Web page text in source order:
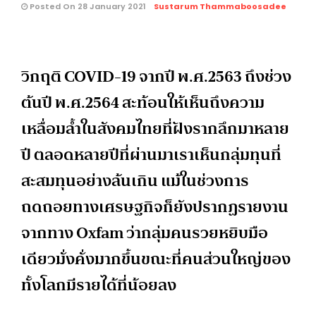
Posted On 28 January 2021 Sustarum Thammaboosadee
วิกฤติ COVID-19 จากปี พ.ศ.2563 ถึงช่วง
ต้นปี พ.ศ.2564 สะท้อนให้เห็นถึงความ
เหลื่อมล้ำในสังคมไทยที่ฝังรากลึกมาหลาย
ปี ตลอดหลายปีที่ผ่านมาเราเห็นกลุ่มทุนที่
สะสมทุนอย่างล้นเกิน แม้ในช่วงการ
ถดถอยทางเศรษฐกิจก็ยังปรากฏรายงาน
จากทาง Oxfam ว่ากลุ่มคนรวยหยิบมือ
เดียวมั่งคั่งมากขึ้นขณะที่คนส่วนใหญ่ของ
ทั้งโลกมีรายได้ที่น้อยลง